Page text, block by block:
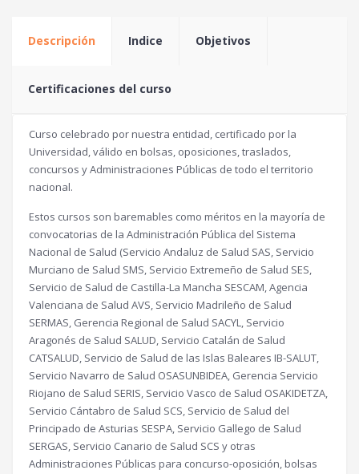
Descripción Indice Objetivos
Certificaciones del curso
Curso celebrado por nuestra entidad, certificado por la
Universidad, válido en bolsas, oposiciones, traslados,
concursos y Administraciones Públicas de todo el territorio
nacional.
Estos cursos son baremables como méritos en la mayoría de
convocatorias de la Administración Pública del Sistema
Nacional de Salud (Servicio Andaluz de Salud SAS, Servicio
Murciano de Salud SMS, Servicio Extremeño de Salud SES,
Servicio de Salud de Castilla-La Mancha SESCAM, Agencia
Valenciana de Salud AVS, Servicio Madrileño de Salud
SERMAS, Gerencia Regional de Salud SACYL, Servicio
Aragonés de Salud SALUD, Servicio Catalán de Salud
CATSALUD, Servicio de Salud de las Islas Baleares IB-SALUT,
Servicio Navarro de Salud OSASUNBIDEA, Gerencia Servicio
Riojano de Salud SERIS, Servicio Vasco de Salud OSAKIDETZA,
Servicio Cántabro de Salud SCS, Servicio de Salud del
Principado de Asturias SESPA, Servicio Gallego de Salud
SERGAS, Servicio Canario de Salud SCS y otras
Administraciones Públicas para concurso-oposición, bolsas